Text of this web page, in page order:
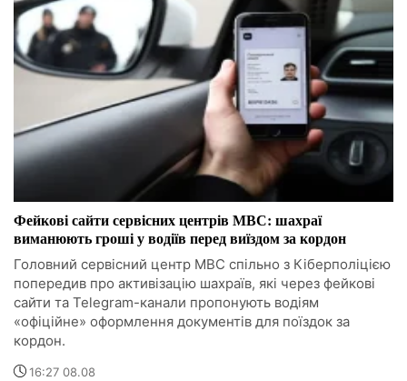
Фейкові сайти сервісних центрів МВС: шахраї
виманюють гроші у водіїв перед виїздом за кордон
Головний сервісний центр МВС спільно з Кіберполіцією
попередив про активізацію шахраїв, які через фейкові
сайти та Telegram-канали пропонують водіям
«офіційне» оформлення документів для поїздок за
кордон.
16:27 08.08